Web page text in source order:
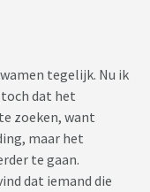
tegelijk. Nu ik
toch dat het
zoeken, want
maar het
te gaan.
dat iemand die